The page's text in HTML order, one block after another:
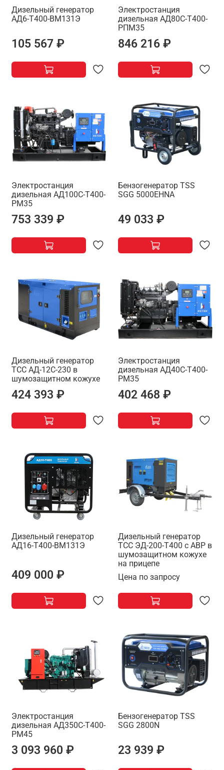
Дизельный генератор
АД6-Т400-ВМ131Э
105 567 ₽
Электростанция
дизельная АД80С-Т400-
РПМ35
846 216 ₽
Электростанция
дизельная АД100С-Т400-
РМ35
753 339 ₽
Бензогенератор TSS
SGG 5000EHNA
49 033 ₽
Дизельный генератор
ТСС АД-12С-230 в
шумозащитном кожухе
424 393 ₽
Электростанция
дизельная АД40С-Т400-
РМ35
402 468 ₽
Дизельный генератор
АД16-Т400-ВМ131Э
409 000 ₽
Дизельный генератор
ТСС ЭД-200-Т400 с АВР в
шумозащитном кожухе
на прицепе
Цена по запросу
Электростанция
дизельная АД350С-Т400-
РМ45
3 093 960 ₽
Бензогенератор TSS
SGG 2800N
23 939 ₽